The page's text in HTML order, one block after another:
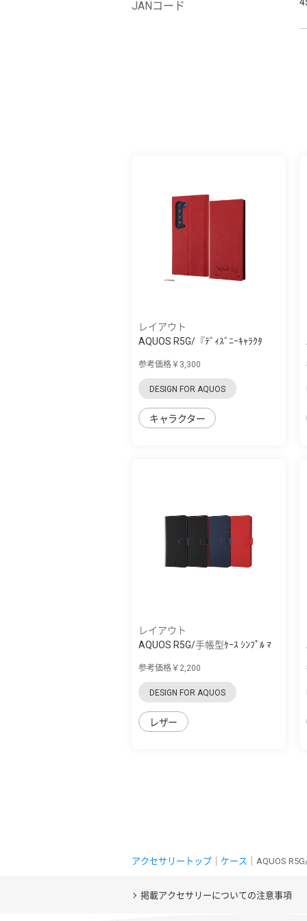
JANコード
レイアウト
AQUOS R5G/『ﾃﾞｨｽﾞﾆｰｷｬﾗｸﾀ
参考価格￥3,300
DESIGN FOR AQUOS
キャラクター
レイアウト
AQUOS R5G/手帳型ｹｰｽ ｼﾝﾌﾟﾙ ﾏ
参考価格￥2,200
DESIGN FOR AQUOS
レザー
アクセサリートップ ケース ｜AQUOS
掲載アクセサリーについての注意事項